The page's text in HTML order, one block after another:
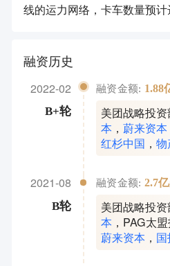
线的运力网络，卡车数量预计
融资历史
2022-02
B+轮
融资金额: 1.88
美团战略投资
本 ，蔚来资本
红杉中国 ，物
2021-08
B轮
融资金额: 2.7
美团战略投资
本 ， PAG太
蔚来资本 ，